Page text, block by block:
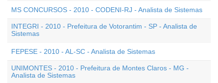
MS CONCURSOS - 2010 - CODENI-RJ - Analista de Sistemas
INTEGRI - 2010 - Prefeitura de Votorantim - SP - Analista de
Sistemas
FEPESE - 2010 - AL-SC - Analista de Sistemas
UNIMONTES - 2010 - Prefeitura de Montes Claros - MG -
Analista de Sistemas